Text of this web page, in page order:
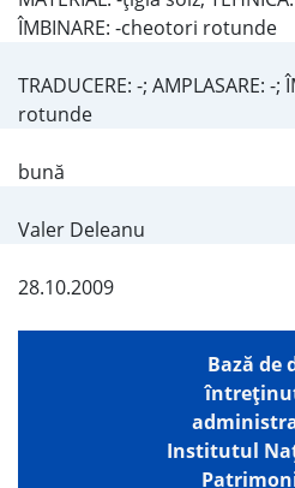
ÎMBINARE: -cheotori rotunde
TRADUCERE: -; AMPLASARE: -
rotunde
bună
Valer Deleanu
28.10.2009
Bază de
Institutul